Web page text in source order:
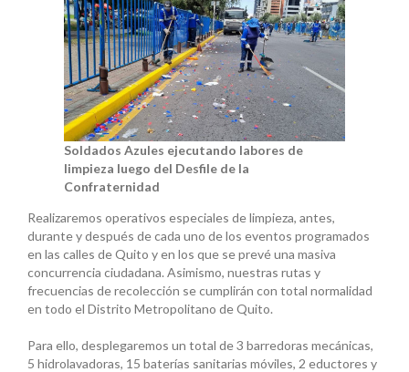
Soldados Azules ejecutando labores de
limpieza luego del Desfile de la
Confraternidad
Realizaremos operativos especiales de limpieza, antes,
durante y después de cada uno de los eventos programados
en las calles de Quito y en los que se prevé una masiva
concurrencia ciudadana. Asimismo, nuestras rutas y
frecuencias de recolección se cumplirán con total normalidad
en todo el Distrito Metropolitano de Quito.
Para ello, desplegaremos un total de 3 barredoras mecánicas,
5 hidrolavadoras, 15 baterías sanitarias móviles, 2 eductores y